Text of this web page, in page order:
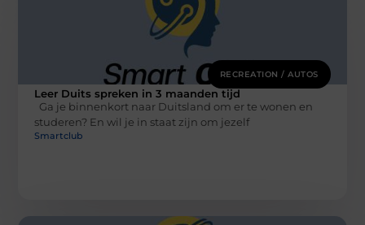
RECREATION / AUTOS
Leer Duits spreken in 3 maanden tijd
Ga je binnenkort naar Duitsland om er te wonen en
studeren? En wil je in staat zijn om jezelf
Smartclub